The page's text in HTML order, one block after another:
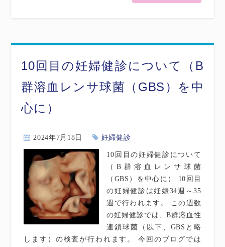
10回目の妊婦健診について（B
群溶血レンサ球菌（GBS）を中
心に）
2024年7月18日 妊婦健診
10回目の妊婦健診について
（B群溶血レンサ球菌
（GBS）を中心に） 10回目
の妊婦健診は妊娠34週～35
週で行われます。 この週数
の妊婦健診では、B群溶血性
連鎖球菌（以下、GBSと略
します）の検査が行われます。 今回のブログでは